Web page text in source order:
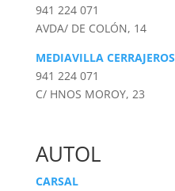
941 224 071
AVDA/ DE COLÓN, 14
MEDIAVILLA CERRAJEROS
941 224 071
C/ HNOS MOROY, 23
AUTOL
CARSAL